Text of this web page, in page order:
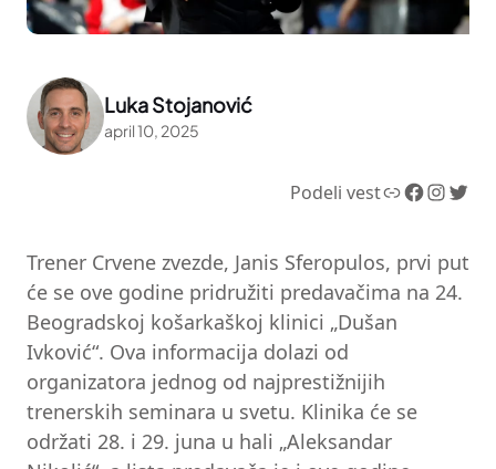
Luka Stojanović
april 10, 2025
Podeli vestLink Facebook InstagramTwitter
Trener Crvene zvezde, Janis Sferopulos, prvi put
će se ove godine pridružiti predavačima na 24.
Beogradskoj košarkaškoj klinici „Dušan
Ivković“. Ova informacija dolazi od
organizatora jednog od najprestižnijih
trenerskih seminara u svetu. Klinika će se
održati 28. i 29. juna u hali „Aleksandar